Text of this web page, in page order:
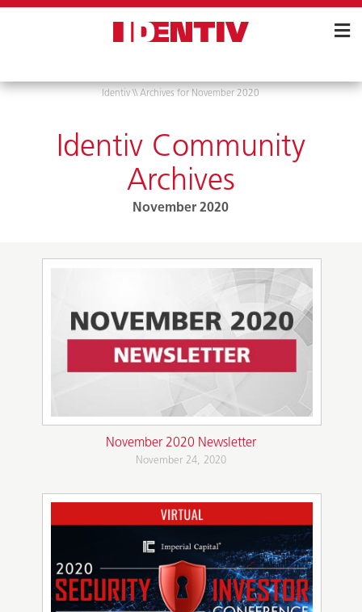
Identiv \\Archives for November 2020
Identiv Community
Archives
November 2020
November 2020 Newsletter
November 24, 2020